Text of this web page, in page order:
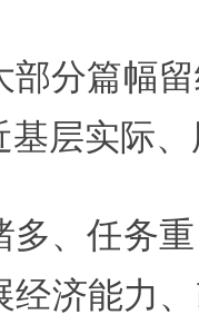
部分篇幅
层实际
多、任务
经济能力